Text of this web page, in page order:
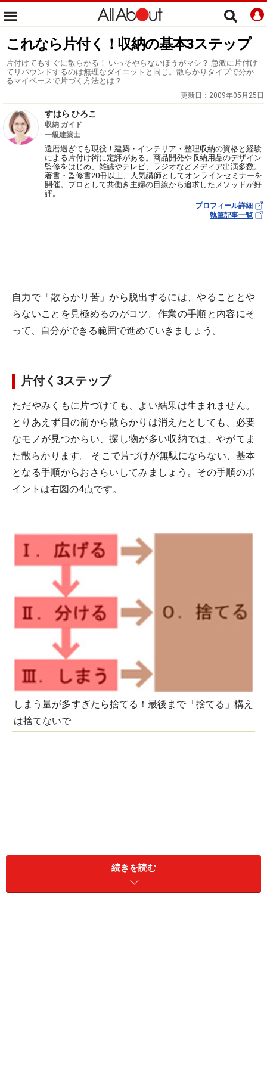
これなら片付く！収納の基本3ステップ
片付けてもすぐに散らかる！ いっそやらないほうがマシ？ 急激に片付け
てリバウンドするのは無理なダイエットと同じ。散らかりタイプで分か
るマイペースで片づく方法とは？
更新日： 2009年05月25日
すはら ひろこ
収納 ガイド
一級建築士
還暦過ぎても現役！建築・インテリア・整理収納の資格と経験
による片付け術に定評がある。商品開発や収納用品のデザイン
監修をはじめ、雑誌やテレビ、ラジオなどメディア出演多数。
著書・監修書20冊以上、人気講師としてオンラインセミナーを
開催。プロとして共働き主婦の目線から追求したメソッドが好
評。
プロフィール詳細
執筆記事一覧
自力で「散らかり苦」から脱出するには、やることとや
らないことを見極めるのがコツ。作業の手順と内容にそ
って、自分ができる範囲で進めていきましょう。
片付く3ステップ
ただやみくもに片づけても、よい結果は生まれません。
とりあえず目の前から散らかりは消えたとしても、必要
なモノが見つからい、探し物が多い収納では、やがてま
た散らかります。 そこで片づけが無駄にならない、基本
となる手順からおさらいしてみましょう。その手順のポ
イントは右図の4点です。
しまう量が多すぎたら捨てる！最後まで「捨てる」構え
は捨てないで
続きを読む